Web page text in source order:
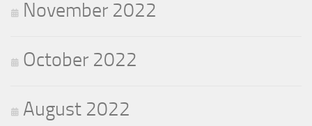
November 2022
October 2022
August 2022